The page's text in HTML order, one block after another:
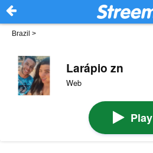
Brazil >
Larápio zn
Web
Play